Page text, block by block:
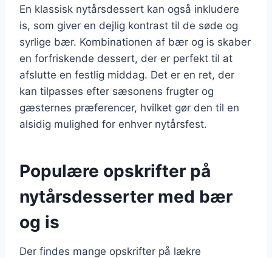
En klassisk nytårsdessert kan også inkludere
is, som giver en dejlig kontrast til de søde og
syrlige bær. Kombinationen af bær og is skaber
en forfriskende dessert, der er perfekt til at
afslutte en festlig middag. Det er en ret, der
kan tilpasses efter sæsonens frugter og
gæsternes præferencer, hvilket gør den til en
alsidig mulighed for enhver nytårsfest.
Populære opskrifter på
nytårsdesserter med bær
og is
Der findes mange opskrifter på lækre